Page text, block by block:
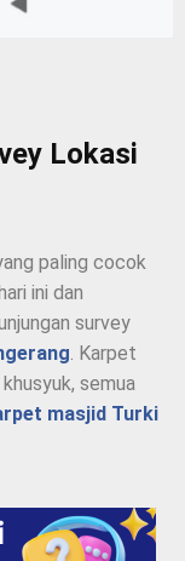
Lokasi
paling cocok
ini dan
survey
. Karpet
semua
masjid Turki